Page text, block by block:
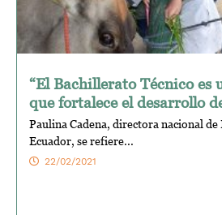
“El Bachillerato Técnico es
que fortalece el desarrollo
Paulina Cadena, directora nacional
Ecuador, se refiere...
22/02/2021